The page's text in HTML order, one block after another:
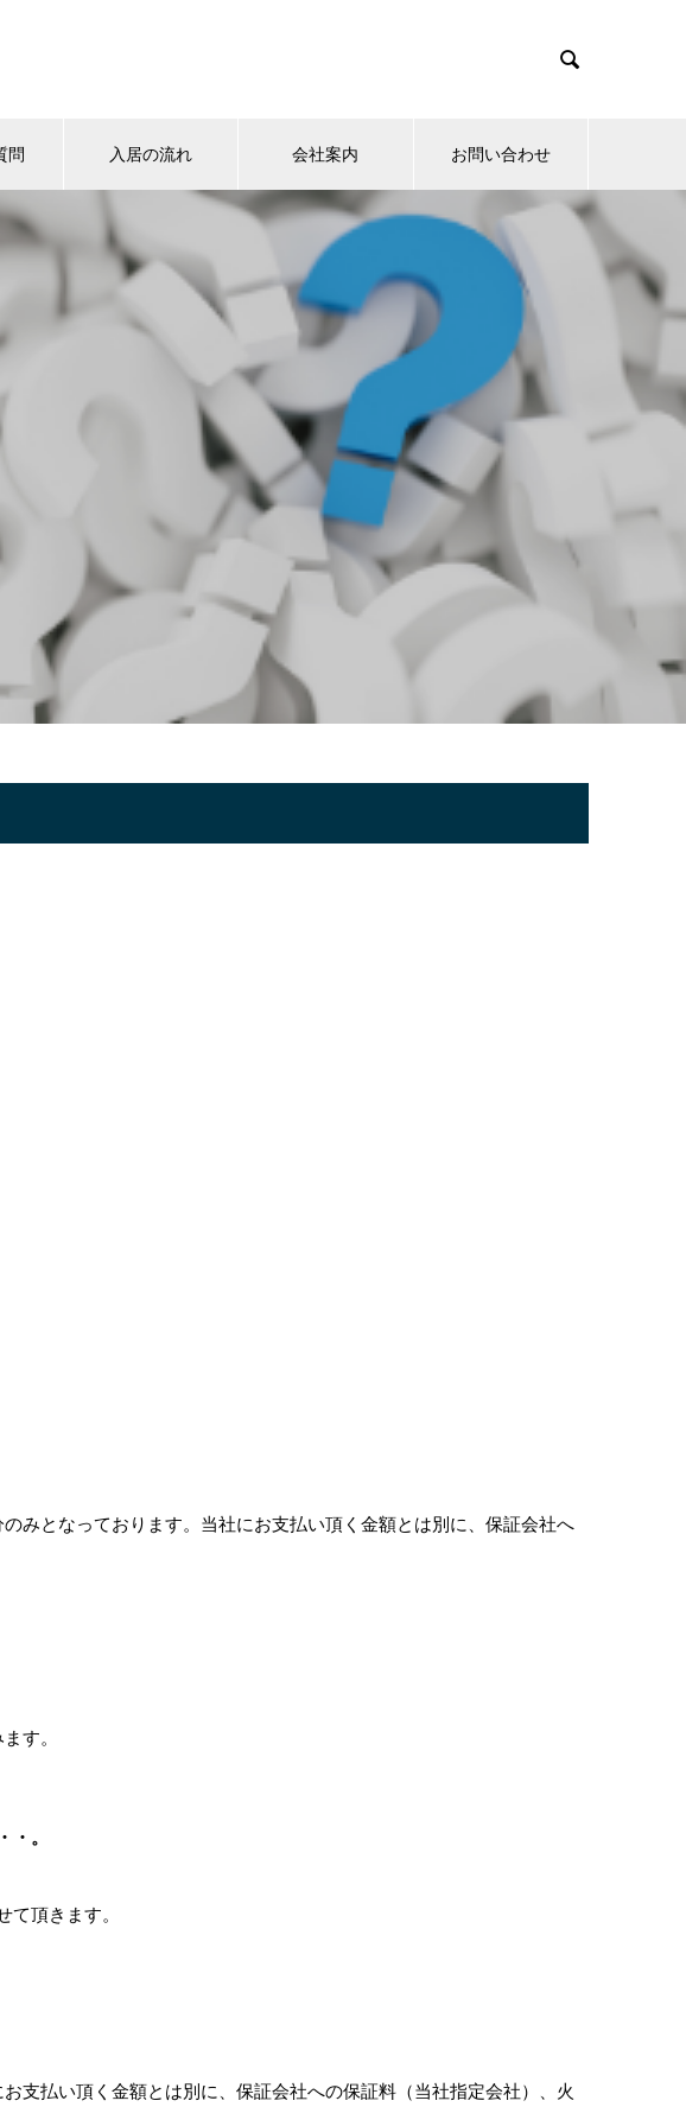

問 入居の流れ 会社案内 お問い合わせ
みとなっております。当社にお支払い頂く金額とは別に、保証会社へ
す。
。
頂きます。
支払い頂く金額とは別に、保証会社への保証料（当社指定会社）、火